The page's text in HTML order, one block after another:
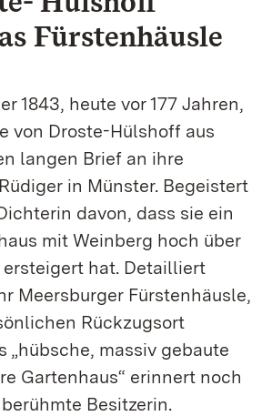
Fürstenhäusle
1843, heute vor 177 Jahren,
von Droste-Hülshoff aus
langen Brief an ihre
in Münster. Begeistert
davon, dass sie ein
mit Weinberg hoch über
ersteigert hat. Detailliert
Meersburger Fürstenhäusle,
Rückzugsort
„hübsche, massiv gebaute
Gartenhaus“ erinnert noch
Besitzerin.